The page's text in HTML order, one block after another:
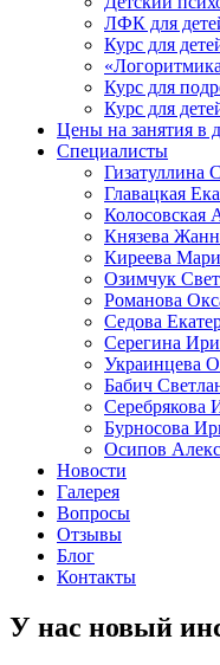
ЛФК для
Курс для
Курс для
Курс для
Цены на занятия в
Специалисты
Гизатуллина
Главацкая
Колосовская
Князева
Киреева
Озимчук
Романова
Седова
Серегина
Украинцева
Бабич
Серебрякова
Бурносова
Осипов
Новости
Галерея
Вопросы
Отзывы
Блог
Контакты
У нас новый